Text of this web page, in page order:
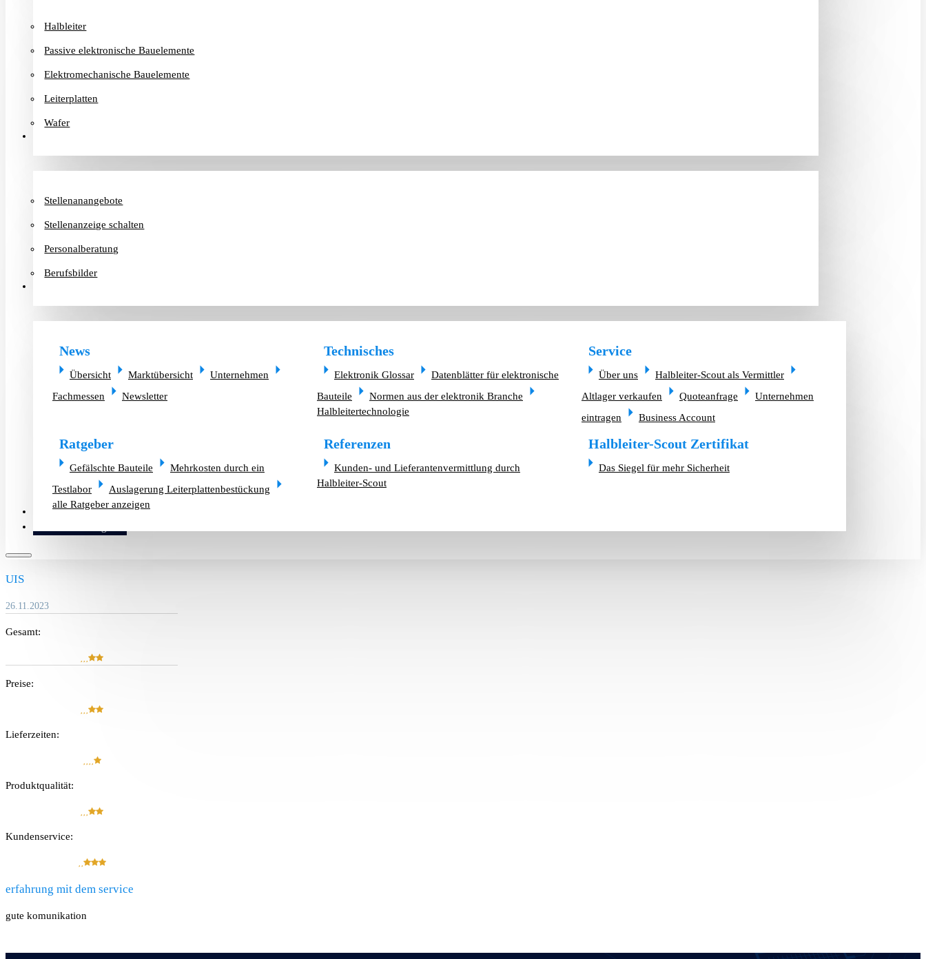
Halbleiter
Passive elektronische Bauelemente
Elektromechanische Bauelemente
Leiterplatten
Wafer
Stellenanangebote
Stellenanzeige schalten
Personalberatung
Berufsbilder
News
Übersicht Marktübersicht
Unternehmen
Fachmessen
Newsletter
Technisches
Elektronik Glossar
Datenblätter für elektronische
Bauteile
Normen aus der elektronik Branche
Halbleitertechnologie
Service
Über uns
Halbleiter-Scout als Vermittler
Altlager verkaufen
Quoteanfrage
Unternehmen
eintragen
Business Account
Ratgeber
Gefälschte Bauteile
Mehrkosten durch ein
Testlabor
Auslagerung Leiterplattenbestückung
alle Ratgeber anzeigen
Referenzen
Kunden- und Lieferantenvermittlung durch
Halbleiter-Scout
Halbleiter-Scout Zertifikat
Das Siegel für mehr Sicherheit
Altlager verkaufen
UIS
26.11.2023
Gesamt:
Preise:
Lieferzeiten:
Produkt­qualität:
Kunden­service:
erfahrung mit dem service
gute komunikation